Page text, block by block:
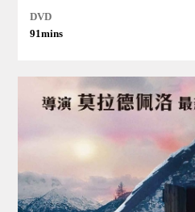
DVD
91mins